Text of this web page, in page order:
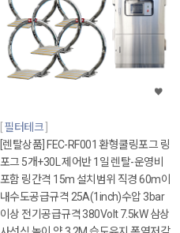
필터테크
[렌탈상품] FEC-RF001 환형쿨링포그 링
포그 5개+30L 제어반 1일 렌탈-운영비
포함 링간격 15m 설치범위 직경 60m이
내수도공급규격 25A(1inch)수압 3bar
이상 전기공급규격 380Volt 7.5kW 삼상